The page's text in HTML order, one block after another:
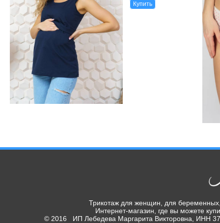
Купить
Трикотаж для женщин, для
Интернет-магазин, где вы можете
© 2016 ИП Лебедева Маргарита Викторовна, ИНН